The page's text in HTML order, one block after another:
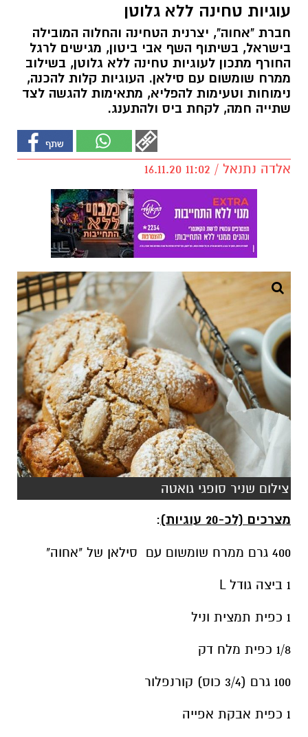
עוגיות טחינה ללא גלוטן
חברת "אחוה", יצרנית הטחינה והחלוה המובילה
בישראל, בשיתוף השף אבי ביטון, מגישים לרגל
החורף מתכון לעוגיות טחינה ללא גלוטן, בשילוב
ממרח שומשום עם סילאן. העוגיות קלות להכנה,
נימוחות וטעימות להפליא, מתאימות להגשה לצד
שתייה חמה, לקחת ביס ולהתענג.
אלדה נתנאל / 11:02 16.11.20
צילום שניר סופגי גואטה
מצרכים (לכ-20 עוגיות) :
400 גרם ממרח שומשום עם סילאן של "אחוה"
1 ביצה גודל L
1 כפית תמצית וניל
1/8 כפית מלח דק
100 גרם (3/4 כוס) קורנפלור
1 כפית אבקת אפייה